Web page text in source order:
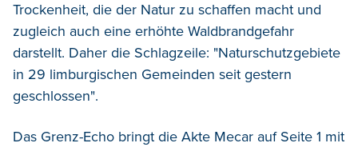
Trockenheit, die der Natur zu schaffen macht und
zugleich auch eine erhöhte Waldbrandgefahr
darstellt. Daher die Schlagzeile: "Naturschutzgebiete
in 29 limburgischen Gemeinden seit gestern
geschlossen".
Das Grenz-Echo bringt die Akte Mecar auf Seite 1 mit